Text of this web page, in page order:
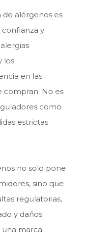
de alérgenos es
y
los
en las
compran. No es
como
estrictas
no solo pone
sino que
regulatorias,
y daños
marca.